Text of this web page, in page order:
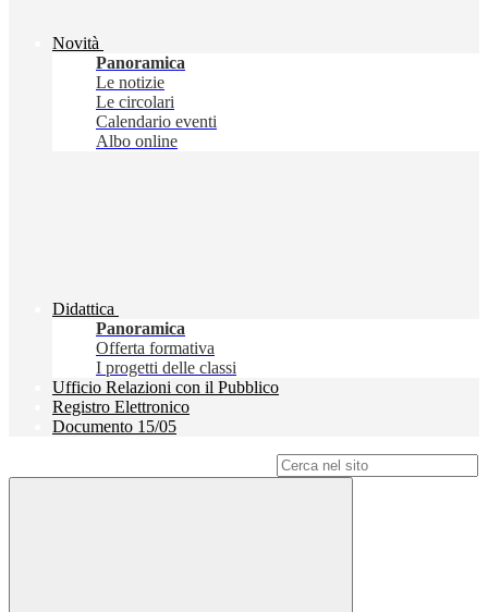
Novità
Panoramica
Le notizie
Le circolari
Calendario eventi
Albo online
Didattica
Panoramica
Offerta formativa
I progetti delle classi
Ufficio Relazioni con il Pubblico
Registro Elettronico
Documento 15/05